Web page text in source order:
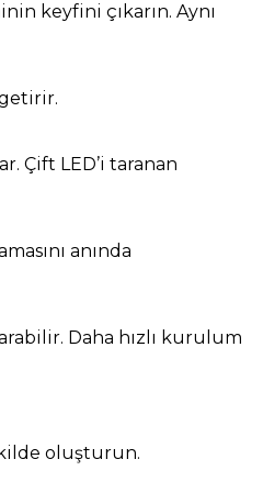
keyfini çıkarın. Aynı
Çift LED’i taranan
anında
Daha hızlı kurulum
oluşturun.